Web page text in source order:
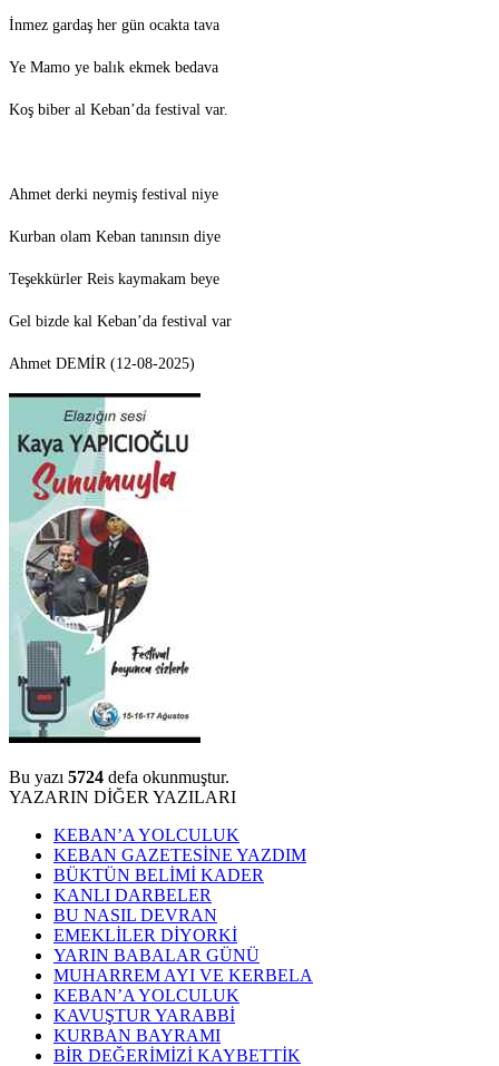
İnmez gardaş her gün ocakta tava
Ye Mamo ye balık ekmek bedava
Koş biber al Keban’da festival var.
Ahmet derki neymiş festival niye
Kurban olam Keban tanınsın diye
Teşekkürler Reis kaymakam beye
Gel bizde kal Keban’da festival var
Ahmet DEMİR (12-08-2025)
Bu yazı 5724 defa okunmuştur.
YAZARIN DİĞER YAZILARI
KEBAN’A YOLCULUK
KEBAN GAZETESİNE YAZDIM
BÜKTÜN BELİMİ KADER
KANLI DARBELER
BU NASIL DEVRAN
EMEKLİLER DİYORKİ
YARIN BABALAR GÜNÜ
MUHARREM AYI VE KERBELA
KEBAN’A YOLCULUK
KAVUŞTUR YARABBİ
KURBAN BAYRAMI
BİR DEĞERİMİZİ KAYBETTİK